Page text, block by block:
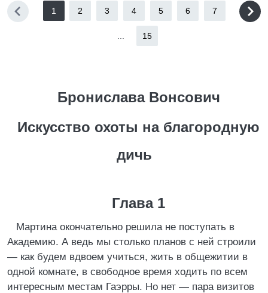
1 2 3 4 5 6 7
15
Бронислава Вонсович
Искусство охоты на благородную
дичь
Глава 1
Мартина окончательно решила не поступать в
Академию. А ведь мы столько планов с ней строили
— как будем вдвоем учиться, жить в общежитии в
одной комнате, в свободное время ходить по всем
интересным местам Гаэрры. Но нет — пара визитов